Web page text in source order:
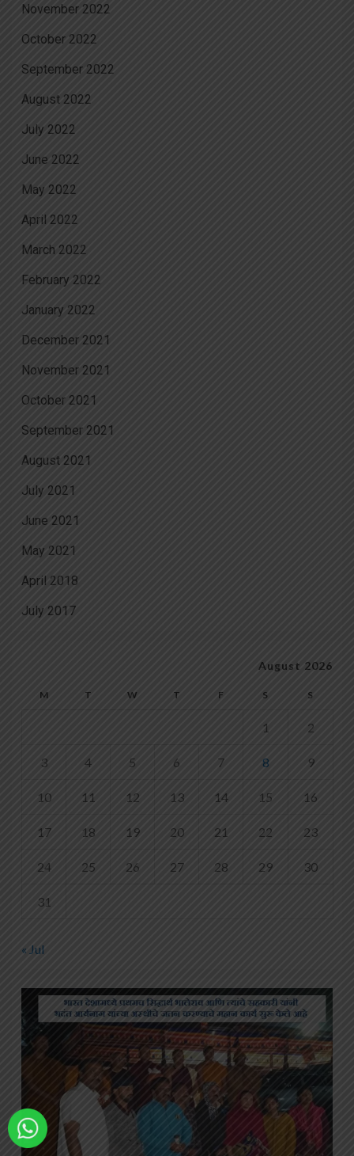
November 2022
October 2022
September 2022
August 2022
July 2022
June 2022
May 2022
April 2022
March 2022
February 2022
January 2022
December 2021
November 2021
October 2021
September 2021
August 2021
July 2021
June 2021
May 2021
April 2018
July 2017
August 2026
M T W T F S S
1 2
3 4 5 6 7 8 9
10 11 12 13 14 15 16
17 18 19 20 21 22 23
24 25 26 27 28 29 30
31
« Jul